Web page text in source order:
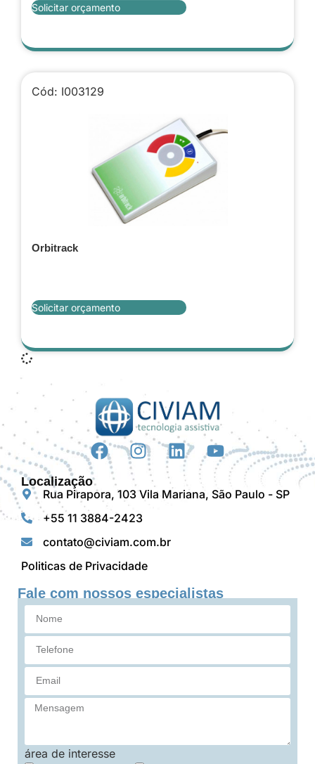
Solicitar orçamento
Cód: I003129
Orbitrack
Solicitar orçamento
Localização
Rua Pirapora, 103 Vila Mariana, São Paulo - SP
+55 11 3884-2423
contato@civiam.com.br
Politicas de Privacidade
Fale com nossos especialistas
área de interesse